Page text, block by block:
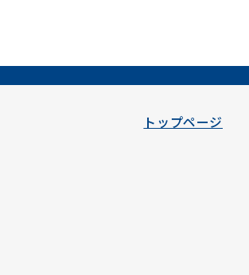
トップページ